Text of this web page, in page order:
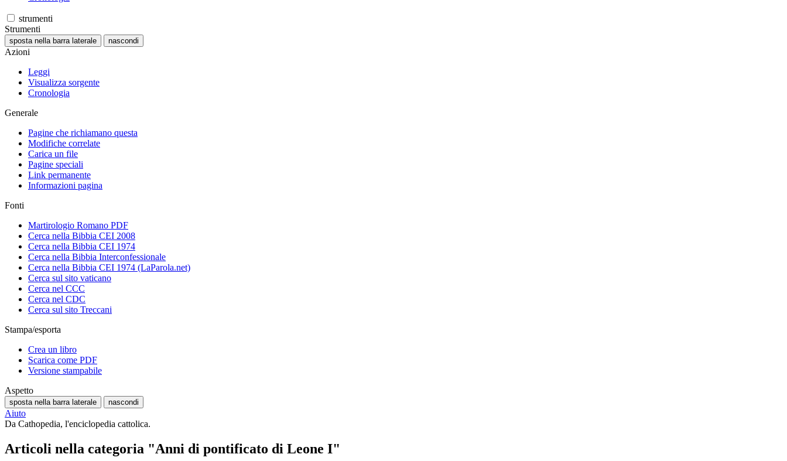
strumenti
Strumenti
sposta nella barra laterale nascondi
Azioni
Leggi
Visualizza sorgente
Cronologia
Generale
Pagine che richiamano questa
Modifiche correlate
Carica un file
Pagine speciali
Link permanente
Informazioni pagina
Fonti
Martirologio Romano PDF
Cerca nella Bibbia CEI 2008
Cerca nella Bibbia CEI 1974
Cerca nella Bibbia Interconfessionale
Cerca nella Bibbia CEI 1974 (LaParola.net)
Cerca sul sito vaticano
Cerca nel CCC
Cerca nel CDC
Cerca sul sito Treccani
Stampa/esporta
Crea un libro
Scarica come PDF
Versione stampabile
Aspetto
sposta nella barra laterale nascondi
Aiuto
Da Cathopedia, l'enciclopedia cattolica.
Articoli nella categoria "Anni di pontificato di Leone I"